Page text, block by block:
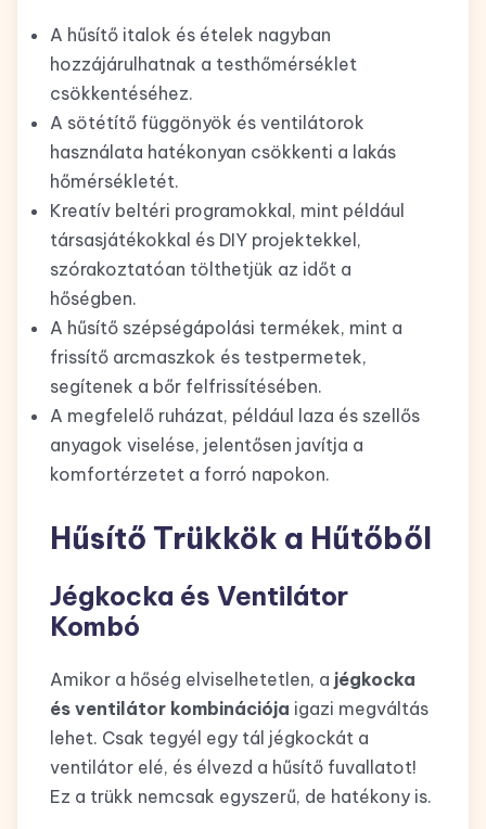
A hűsítő italok és ételek nagyban
hozzájárulhatnak a testhőmérséklet
csökkentéséhez.
A sötétítő függönyök és ventilátorok
használata hatékonyan csökkenti a lakás
hőmérsékletét.
Kreatív beltéri programokkal, mint például
társasjátékokkal és DIY projektekkel,
szórakoztatóan tölthetjük az időt a
hőségben.
A hűsítő szépségápolási termékek, mint a
frissítő arcmaszkok és testpermetek,
segítenek a bőr felfrissítésében.
A megfelelő ruházat, például laza és szellős
anyagok viselése, jelentősen javítja a
komfortérzetet a forró napokon.
Hűsítő Trükkök a Hűtőből
Jégkocka és Ventilátor
Kombó
Amikor a hőség elviselhetetlen, a jégkocka
és ventilátor kombinációja igazi megváltás
lehet. Csak tegyél egy tál jégkockát a
ventilátor elé, és élvezd a hűsítő fuvallatot!
Ez a trükk nemcsak egyszerű, de hatékony is.